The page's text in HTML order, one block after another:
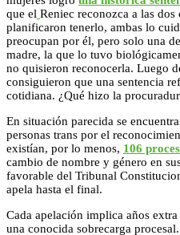
que el Reniec reconozca a las
planificaron tenerlo, ambas lo
preocupan por él, pero solo una
madre, la que lo tuvo
no quisieron reconocerla. Luego
consiguieron que una sentencia
cotidiana. ¿Qué hizo la
En situación parecida se
personas trans por el
existían, por lo menos, 106
cambio de nombre y género en
favorable del Tribunal
apela hasta el final.
Cada apelación implica años
una conocida sobrecarga